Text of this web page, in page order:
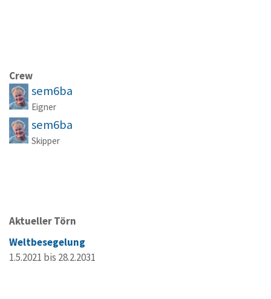
Crew
sem6ba
Eigner
sem6ba
Skipper
Aktueller Törn
Weltbesegelung
1.5.2021 bis 28.2.2031